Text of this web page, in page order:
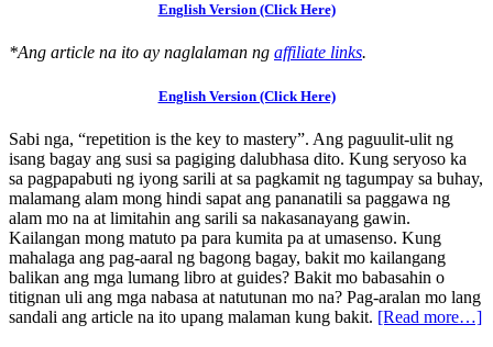
English Version (Click Here)
*Ang article na ito ay naglalaman ng affiliate links.
English Version (Click Here)
Sabi nga, “repetition is the key to mastery”. Ang paguulit-ulit ng
isang bagay ang susi sa pagiging dalubhasa dito. Kung seryoso ka
sa pagpapabuti ng iyong sarili at sa pagkamit ng tagumpay sa buhay,
malamang alam mong hindi sapat ang pananatili sa paggawa ng
alam mo na at limitahin ang sarili sa nakasanayang gawin.
Kailangan mong matuto pa para kumita pa at umasenso. Kung
mahalaga ang pag-aaral ng bagong bagay, bakit mo kailangang
balikan ang mga lumang libro at guides? Bakit mo babasahin o
titignan uli ang mga nabasa at natutunan mo na? Pag-aralan mo lang
sandali ang article na ito upang malaman kung bakit. [Read more…]